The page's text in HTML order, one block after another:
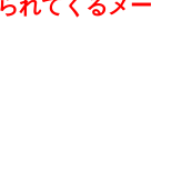
れてくるメー